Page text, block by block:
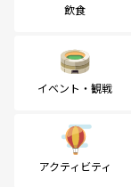
飲食
イベント・観戦
アクティビティ